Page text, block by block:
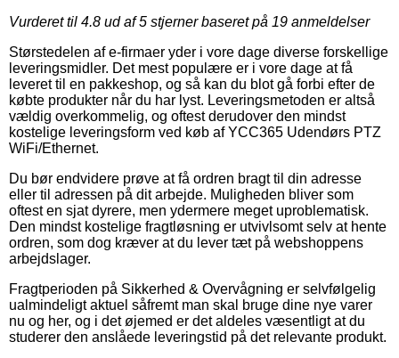
Vurderet til 4.8 ud af 5 stjerner baseret på 19 anmeldelser
Størstedelen af e-firmaer yder i vore dage diverse forskellige
leveringsmidler. Det mest populære er i vore dage at få
leveret til en pakkeshop, og så kan du blot gå forbi efter de
købte produkter når du har lyst. Leveringsmetoden er altså
vældig overkommelig, og oftest derudover den mindst
kostelige leveringsform ved køb af YCC365 Udendørs PTZ
WiFi/Ethernet.
Du bør endvidere prøve at få ordren bragt til din adresse
eller til adressen på dit arbejde. Muligheden bliver som
oftest en sjat dyrere, men ydermere meget uproblematisk.
Den mindst kostelige fragtløsning er utvivlsomt selv at hente
ordren, som dog kræver at du lever tæt på webshoppens
arbejdslager.
Fragtperioden på Sikkerhed & Overvågning er selvfølgelig
ualmindeligt aktuel såfremt man skal bruge dine nye varer
nu og her, og i det øjemed er det aldeles væsentligt at du
studerer den anslåede leveringstid på det relevante produkt.